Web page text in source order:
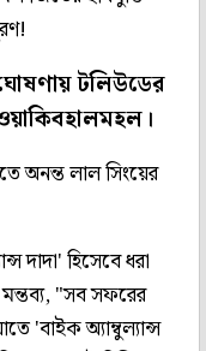
টলিউডের
ওয়াকিবহালমহল।
অনন্ত লাল সিংয়ের
দাদা' হিসেবে ধরা
মন্তব্য, "সব সফরের
'বাইক অ্যাম্বুল্যান্স